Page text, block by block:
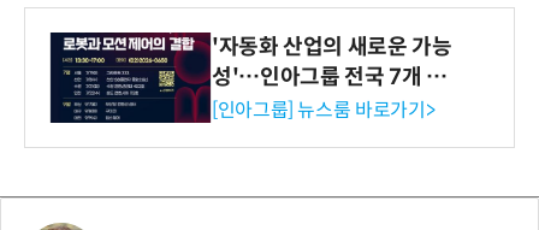
'자동화 산업의 새로운 가능
성'…인아그룹 전국 7개 도
시 세미나 페어 개최
[인아그룹] 뉴스룸 바로가기>